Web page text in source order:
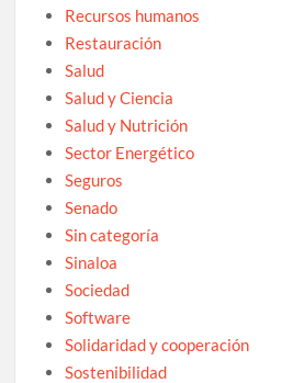
Recursos humanos
Restauración
Salud
Salud y Ciencia
Salud y Nutrición
Sector Energético
Seguros
Senado
Sin categoría
Sinaloa
Sociedad
Software
Solidaridad y cooperación
Sostenibilidad